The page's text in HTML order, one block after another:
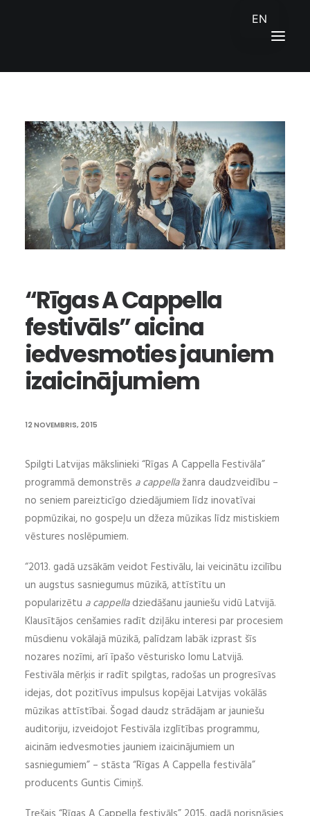
JAUNUMI
KONTAKTI
ENGLISH
“Rīgas A Cappella
festivāls” aicina
iedvesmoties jauniem
izaicinājumiem
12 NOVEMBRIS, 2015
Spilgti Latvijas mākslinieki “Rīgas A Cappella Festivāla”
programmā demonstrēs a cappellažanra daudzveidību –
no seniem pareizticīgo dziedājumiem līdz inovatīvai
popmūzikai, no gospeļu un džeza mūzikas līdz mistiskiem
vēstures noslēpumiem.
“2013. gadā uzsākām veidot Festivālu, lai veicinātu izcilību
un augstus sasniegumus mūzikā, attīstītu un
popularizētu a cappelladziedāšanu jauniešu vidū Latvijā.
Klausītājos cenšamies radīt dziļāku interesi par procesiem
mūsdienu vokālajā mūzikā, palīdzam labāk izprast šīs
nozares nozīmi, arī īpašo vēsturisko lomu Latvijā.
Festivāla mērķis ir radīt spilgtas, radošas un progresīvas
idejas, dot pozitīvus impulsus kopējai Latvijas vokālās
mūzikas attīstībai. Šogad daudz strādājam ar jauniešu
auditoriju, izveidojot Festivāla izglītības programmu,
aicinām iedvesmoties jauniem izaicinājumiem un
sasniegumiem” – stāsta “Rīgas A Cappella festivāla”
producents Guntis Cimiņš.
EN